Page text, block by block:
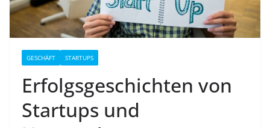
GESCHÄFT STARTUPS
Erfolgsgeschichten von
Startups und